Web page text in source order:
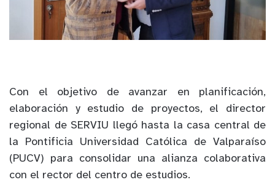
Con el objetivo de avanzar en planificación,
elaboración y estudio de proyectos, el director
regional de SERVIU llegó hasta la casa central de
la Pontificia Universidad Católica de Valparaíso
(PUCV) para consolidar una alianza colaborativa
con el rector del centro de estudios.